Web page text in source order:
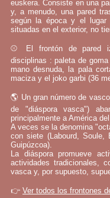
euskera. Consiste en una
y, a menudo, una pared
según la época y el lugar
situadas en el exterior, no
⚾ El frontón de pared
disciplinas : paleta de
mano desnuda, la pala
maciza y el joko garbi (36
🌎 Un gran número de
de "diáspora vasca")
principalmente a América
A veces se la denomina
con siete (Labourd, Soule,
Guipúzcoa).
La diáspora promueve
actividades tradicionales,
vasca y, por supuesto,
👉 Ver todos los frontones